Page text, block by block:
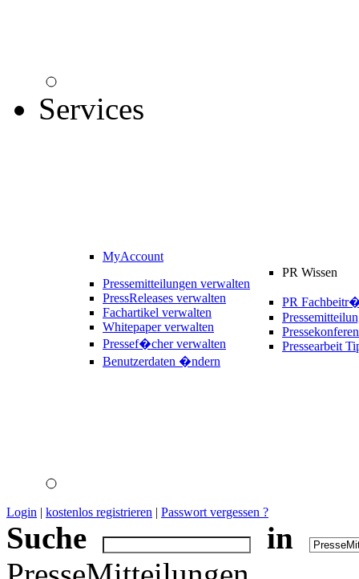
Services
MyAccount
Pressemitteilungen verwalten
PressReleases verwalten
Fachartikel verwalten
Whitepaper verwalten
Pressef�cher verwalten
Benutzerdaten �ndern
PR Wissen
PR
Pressearbeit
Login | kostenlos registrieren | Passwort vergessen ?
Suche
in